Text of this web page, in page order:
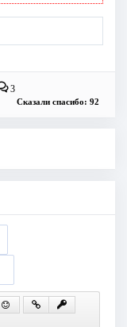
3
Сказали спасибо: 92